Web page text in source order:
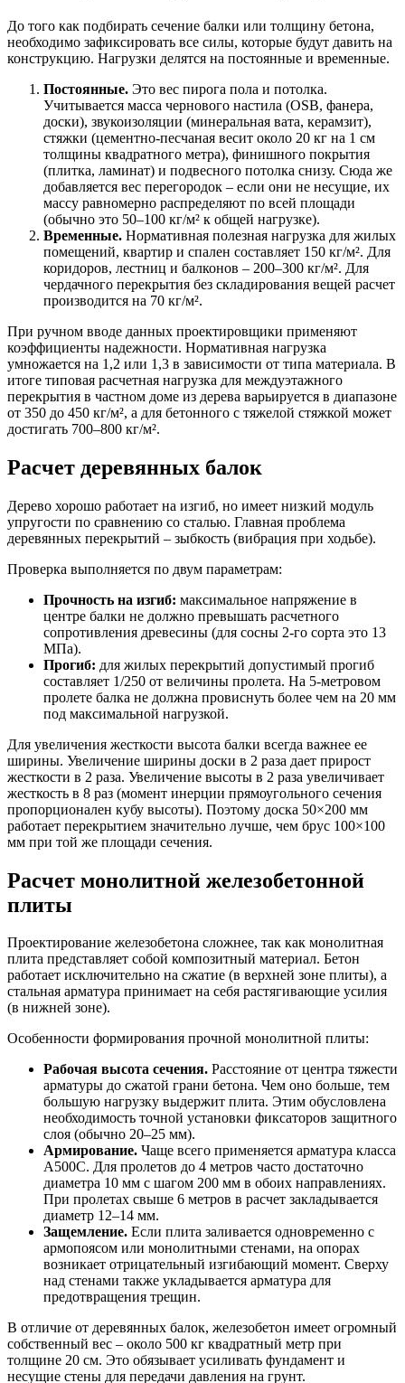
До того как подбирать сечение балки или толщину бетона,
необходимо зафиксировать все силы, которые будут давить на
конструкцию. Нагрузки делятся на постоянные и временные.
Постоянные. Это вес пирога пола и потолка.
Учитывается масса чернового настила (OSB, фанера,
доски), звукоизоляции (минеральная вата, керамзит),
стяжки (цементно-песчаная весит около 20 кг на 1 см
толщины квадратного метра), финишного покрытия
(плитка, ламинат) и подвесного потолка снизу. Сюда же
добавляется вес перегородок – если они не несущие, их
массу равномерно распределяют по всей площади
(обычно это 50–100 кг/м² к общей нагрузке).
Временные. Нормативная полезная нагрузка для жилых
помещений, квартир и спален составляет 150 кг/м². Для
коридоров, лестниц и балконов – 200–300 кг/м². Для
чердачного перекрытия без складирования вещей расчет
производится на 70 кг/м².
При ручном вводе данных проектировщики применяют
коэффициенты надежности. Нормативная нагрузка
умножается на 1,2 или 1,3 в зависимости от типа материала. В
итоге типовая расчетная нагрузка для междуэтажного
перекрытия в частном доме из дерева варьируется в диапазоне
от 350 до 450 кг/м², а для бетонного с тяжелой стяжкой может
достигать 700–800 кг/м².
Расчет деревянных балок
Дерево хорошо работает на изгиб, но имеет низкий модуль
упругости по сравнению со сталью. Главная проблема
деревянных перекрытий – зыбкость (вибрация при ходьбе).
Проверка выполняется по двум параметрам:
Прочность на изгиб: максимальное напряжение в
центре балки не должно превышать расчетного
сопротивления древесины (для сосны 2-го сорта это 13
МПа).
Прогиб: для жилых перекрытий допустимый прогиб
составляет 1/250 от величины пролета. На 5-метровом
пролете балка не должна провиснуть более чем на 20 мм
под максимальной нагрузкой.
Для увеличения жесткости высота балки всегда важнее ее
ширины. Увеличение ширины доски в 2 раза дает прирост
жесткости в 2 раза. Увеличение высоты в 2 раза увеличивает
жесткость в 8 раз (момент инерции прямоугольного сечения
пропорционален кубу высоты). Поэтому доска 50×200 мм
работает перекрытием значительно лучше, чем брус 100×100
мм при той же площади сечения.
Расчет монолитной железобетонной
плиты
Проектирование железобетона сложнее, так как монолитная
плита представляет собой композитный материал. Бетон
работает исключительно на сжатие (в верхней зоне плиты), а
стальная арматура принимает на себя растягивающие усилия
(в нижней зоне).
Особенности формирования прочной монолитной плиты:
Рабочая высота сечения. Расстояние от центра тяжести
арматуры до сжатой грани бетона. Чем оно больше, тем
большую нагрузку выдержит плита. Этим обусловлена
необходимость точной установки фиксаторов защитного
слоя (обычно 20–25 мм).
Армирование. Чаще всего применяется арматура класса
А500С. Для пролетов до 4 метров часто достаточно
диаметра 10 мм с шагом 200 мм в обоих направлениях.
При пролетах свыше 6 метров в расчет закладывается
диаметр 12–14 мм.
Защемление. Если плита заливается одновременно с
армопоясом или монолитными стенами, на опорах
возникает отрицательный изгибающий момент. Сверху
над стенами также укладывается арматура для
предотвращения трещин.
В отличие от деревянных балок, железобетон имеет огромный
собственный вес – около 500 кг квадратный метр при
толщине 20 см. Это обязывает усиливать фундамент и
несущие стены для передачи давления на грунт.